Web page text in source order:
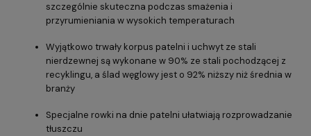
szczególnie skuteczna podczas smażenia i
przyrumieniania w wysokich temperaturach
Wyjątkowo trwały korpus patelni i uchwyt ze stali
nierdzewnej są wykonane w 90% ze stali pochodzącej z
recyklingu, a ślad węglowy jest o 92% niższy niż średnia w
branży
Specjalne rowki na dnie patelni ułatwiają rozprowadzanie
tłuszczu